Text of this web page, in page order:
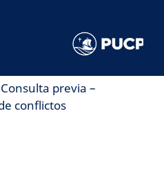
previa –
conflictos